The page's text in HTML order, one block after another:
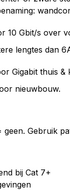
10 Gbit/s over
lengtes dan
Gigabit thuis &
nieuwbouw.
Gebruik
bij Cat 7+